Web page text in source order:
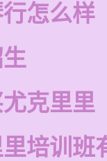
怎么样
克里里
培训班